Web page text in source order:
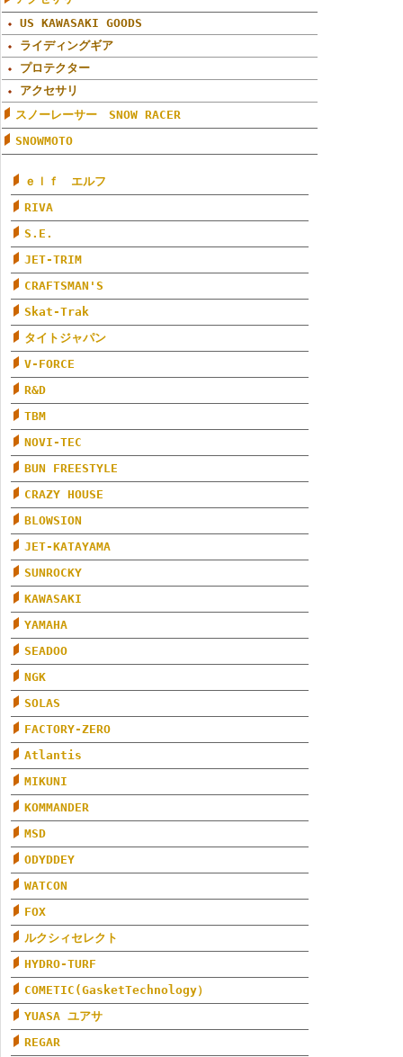
US KAWASAKI GOODS
ライディングギア
プロテクター
アクセサリ
スノーレーサー SNOW RACER
SNOWMOTO
ｅｌｆ エルフ
RIVA
S.E.
JET-TRIM
CRAFTSMAN'S
Skat-Trak
タイトジャパン
V-FORCE
R&D
TBM
NOVI-TEC
BUN FREESTYLE
CRAZY HOUSE
BLOWSION
JET-KATAYAMA
SUNROCKY
KAWASAKI
YAMAHA
SEADOO
NGK
SOLAS
FACTORY-ZERO
Atlantis
MIKUNI
KOMMANDER
MSD
ODYDDEY
WATCON
FOX
ルクシィセレクト
HYDRO-TURF
COMETIC(GasketTechnology）
YUASA ユアサ
REGAR